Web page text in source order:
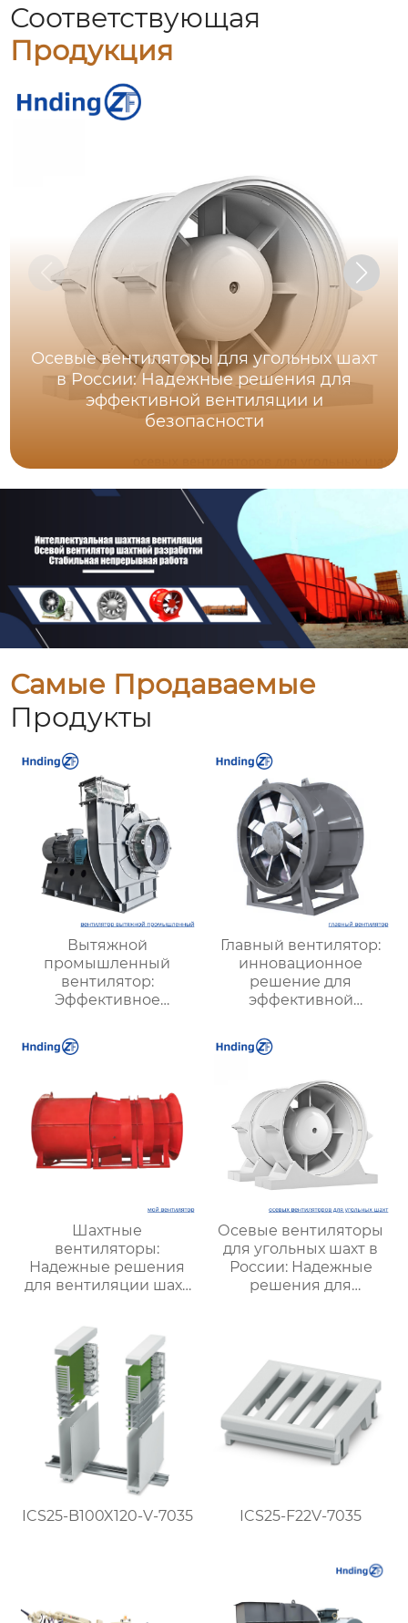
Соответствующая
Продукция
Осевые вентиляторы для угольных шахт
в России: Надежные решения для
эффективной вентиляции и
безопасности
Самые Продаваемые
Продукты
Вытяжной
промышленный
вентилятор:
Эффективное
надежной вентиляции
Главный вентилятор:
инновационное
решение для
эффективной
оптимизации работы
Шахтные
вентиляторы:
Надежные решения
для вентиляции шахт
Осевые вентиляторы
для угольных шахт в
России: Надежные
решения для
ICS25-B100X120-V-7035 ICS25-F22V-7035